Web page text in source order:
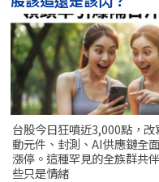
台股今日狂噴近3,000點，
動元件、封測、AI供應鏈全
漲停。這種罕見的全族群共
些只是情緒